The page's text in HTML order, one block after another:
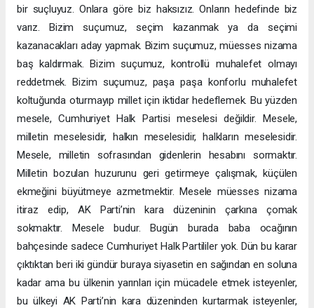
bir suçluyuz. Onlara göre biz haksızız. Onların hedefinde biz
varız. Bizim suçumuz, seçim kazanmak ya da seçimi
kazanacakları aday yapmak. Bizim suçumuz, müesses nizama
baş kaldırmak. Bizim suçumuz, kontrollü muhalefet olmayı
reddetmek. Bizim suçumuz, paşa paşa konforlu muhalefet
koltuğunda oturmayıp millet için iktidar hedeflemek. Bu yüzden
mesele, Cumhuriyet Halk Partisi meselesi değildir. Mesele,
milletin meselesidir, halkın meselesidir, halkların meselesidir.
Mesele, milletin sofrasından gidenlerin hesabını sormaktır.
Milletin bozulan huzurunu geri getirmeye çalışmak, küçülen
ekmeğini büyütmeye azmetmektir. Mesele müesses nizama
itiraz edip, AK Parti’nin kara düzeninin çarkına çomak
sokmaktır. Mesele budur. Bugün burada baba ocağının
bahçesinde sadece Cumhuriyet Halk Partililer yok. Dün bu karar
çıktıktan beri iki gündür buraya siyasetin en sağından en soluna
kadar ama bu ülkenin yarınları için mücadele etmek isteyenler,
bu ülkeyi AK Parti’nin kara düzeninden kurtarmak isteyenler,